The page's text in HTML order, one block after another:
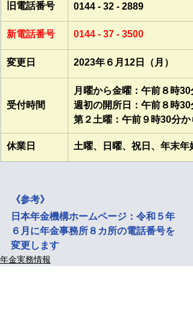
旧電話番号 ​0144 - 32 - 2889
​新電話番号 ​0144 - 37 - 3500
変更日 2023年６月12日（月）
​受付時間
月曜から金曜：午前８時
週初の開所日：午前８時
第２土曜：午前９時30分
​休業日 土曜、日曜、祝日、年末
《参考》
日本年金機構ホームページ：令和５年
６月に年金事務所８カ所の電話番号を
変更します
年金実務情報